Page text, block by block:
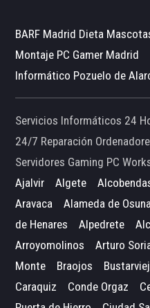
BARF Madrid Dieta
Montaje PC Gamer Madrid
Informático Pozuelo de
Servicios Informáticos 24
24/7 Reparación
Servidores Gaming PC
Ajalvir
Algete
Aravaca
Alameda de
de Henares
Alpedrete
Arroyomolinos
Arturo
Monte
Braojos
Caraquiz
Conde Orgaz